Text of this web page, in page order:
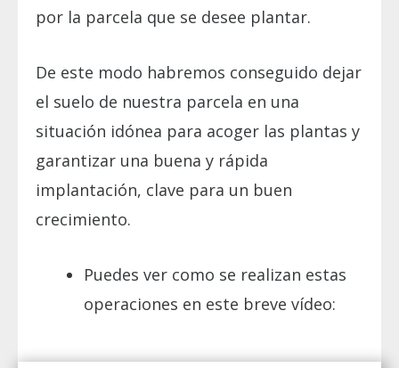
por la parcela que se desee plantar.
De este modo habremos conseguido dejar
el suelo de nuestra parcela en una
situación idónea para acoger las plantas y
garantizar una buena y rápida
implantación, clave para un buen
crecimiento.
Puedes ver como se realizan estas
operaciones en este breve vídeo: